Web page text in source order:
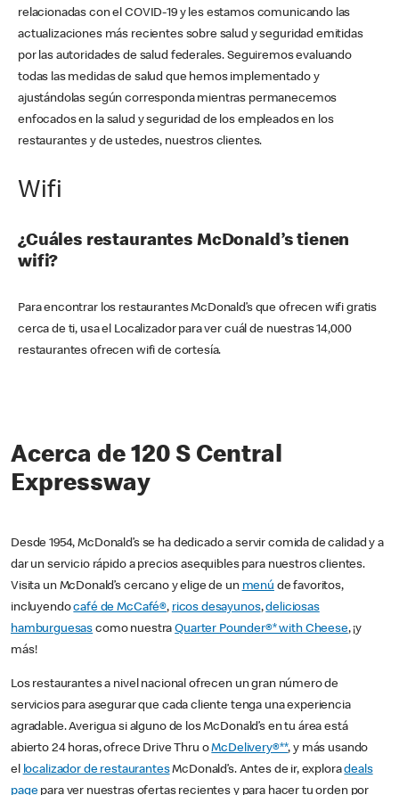
relacionadas con el COVID-19 y les estamos comunicando las
actualizaciones más recientes sobre salud y seguridad emitidas
por las autoridades de salud federales. Seguiremos evaluando
todas las medidas de salud que hemos implementado y
ajustándolas según corresponda mientras permanecemos
enfocados en la salud y seguridad de los empleados en los
restaurantes y de ustedes, nuestros clientes.
Wifi
¿Cuáles restaurantes McDonald’s tienen
wifi?
Para encontrar los restaurantes McDonald’s que ofrecen wifi gratis
cerca de ti, usa el Localizador para ver cuál de nuestras 14,000
restaurantes ofrecen wifi de cortesía.
Acerca de 120 S Central
Expressway
Desde 1954, McDonald’s se ha dedicado a servir comida de calidad y a
dar un servicio rápido a precios asequibles para nuestros clientes.
Visita un McDonald’s cercano y elige de un menú de favoritos,
incluyendocafé de McCafé®, ricos desayunos,deliciosas
hamburguesas como nuestraQuarter Pounder®* with Cheese, ¡y
más!
Los restaurantes a nivel nacional ofrecen un gran número de
servicios para asegurar que cada cliente tenga una experiencia
agradable. Averigua si alguno de los McDonald’s en tu área está
abierto 24 horas, ofrece Drive Thru oMcDelivery®**, y más usando
el localizador de restaurantesMcDonald’s. Antes de ir, exploradeals
pagepara ver nuestras ofertas recientes y para hacer tu orden por